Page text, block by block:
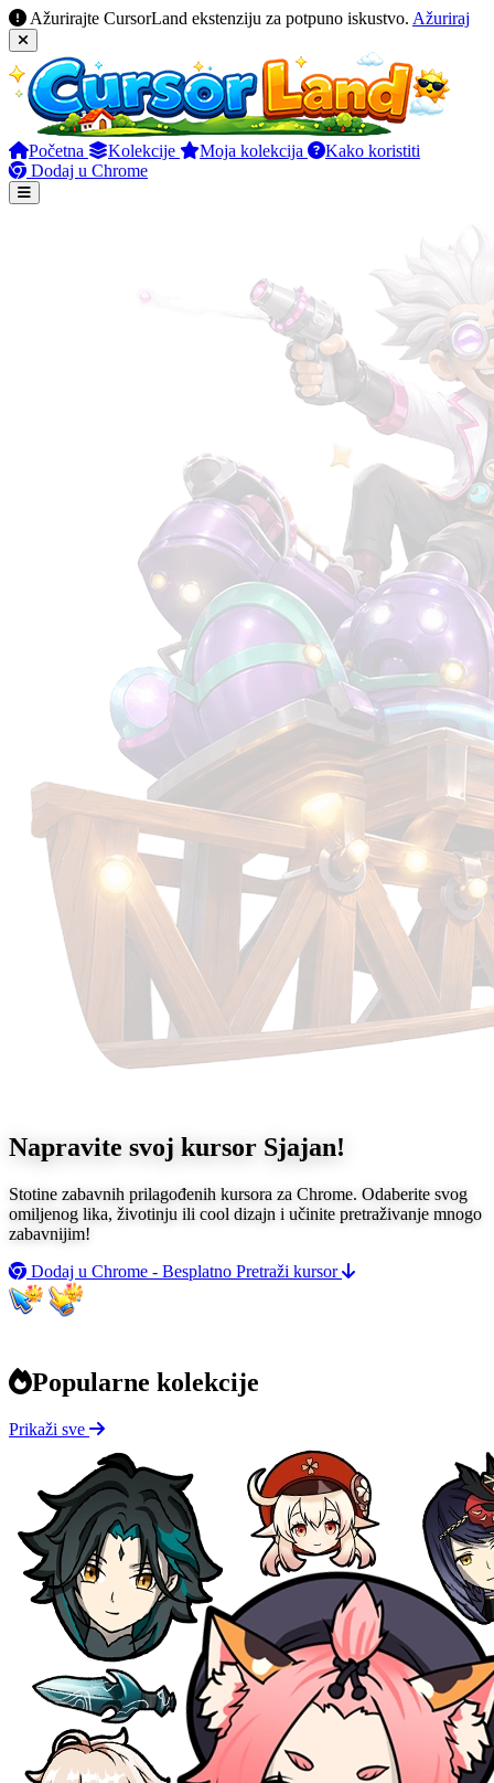
Ažurirajte CursorLand ekstenziju za potpuno iskustvo. Ažuriraj
Početna Kolekcije Moja kolekcija
Kako koristiti
Dodaj u Chrome
Napravite svoj kursor Sjajan!
Stotine zabavnih prilagođenih kursora za Chrome. Odaberite svog
omiljenog lika, životinju ili cool dizajn i učinite pretraživanje mnogo
zabavnijim!
Dodaj u Chrome - Besplatno Pretraži kursor
Popularne kolekcije
Prikaži sve